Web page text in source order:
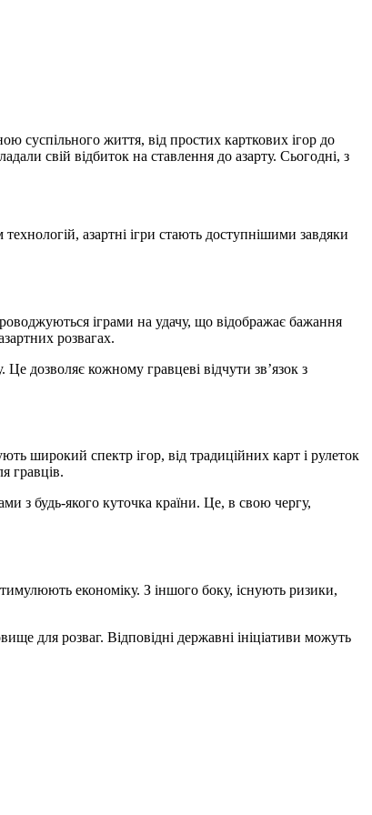
суспільного життя, від простих карткових ігор до
свій відбиток на ставлення до азарту. Сьогодні, з
азартні ігри стають доступнішими завдяки
іграми на удачу, що відображає бажання
розвагах.
дозволяє кожному гравцеві відчути зв’язок з
широкий спектр ігор, від традиційних карт і рулеток
гравців.
з будь-якого куточка країни. Це, в свою чергу,
економіку. З іншого боку, існують ризики,
для розваг. Відповідні державні ініціативи можуть